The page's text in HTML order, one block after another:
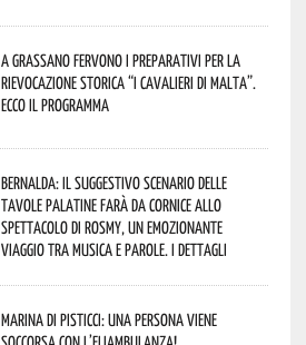
A Grassano fervono i preparativi per la
Rievocazione Storica “I CAVALIERI DI MALTA”.
Ecco il programma
Bernalda: il suggestivo scenario delle
Tavole Palatine farà da cornice allo
spettacolo di Rosmy, un emozionante
viaggio tra musica e parole. I dettagli
Marina di Pisticci: una persona viene